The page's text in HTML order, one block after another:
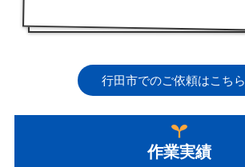
行田市でのご依頼はこちら
作業実績